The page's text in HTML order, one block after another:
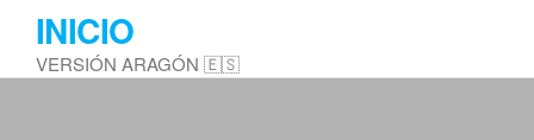
Saltar
contenido
INICIO
VERSIÓN ARAGÓN 🇪🇸